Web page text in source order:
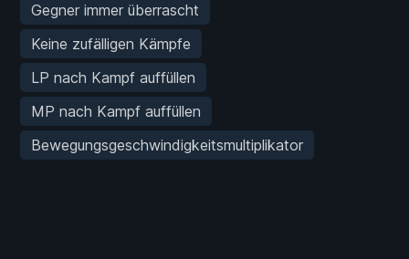
Gegner immer überrascht
Keine zufälligen Kämpfe
LP nach Kampf auffüllen
MP nach Kampf auffüllen
Bewegungsgeschwindigkeitsmultiplikator